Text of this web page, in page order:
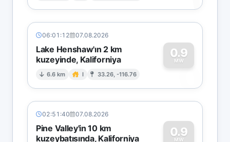
06:01:12 07.08.2026
Lake Henshaw'ın 2 km
kuzeyinde, Kaliforniya
6.6 km I 33.26, -116.76
0.9
MW
0
02:51:40 07.08.2026
Pine Valley'in 10 km
kuzeybatısında, Kaliforniya
0.9
MW